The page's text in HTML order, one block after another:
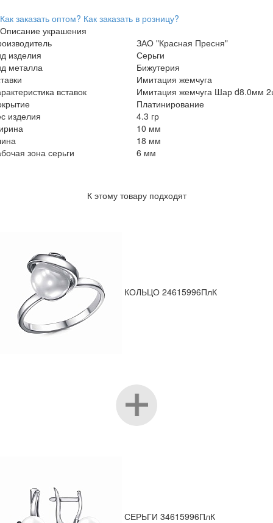
Как заказать оптом? Как заказать в розницу?
Описание украшения
ЗАО "Красная Пресня"
изделия
Серьги
металла
Бижутерия
Имитация жемчуга
вставок
Имитация жемчуга Шар d8.0мм
Платинирование
изделия
4.3 гр
10 мм
18 мм
зона серьги
6 мм
К этому товару подходят
КОЛЬЦО 24615996ПлК
СЕРЬГИ 34615996ПлК